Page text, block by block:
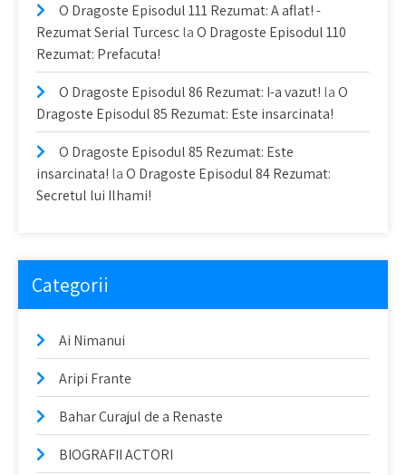
O Dragoste Episodul 111 Rezumat: A aflat! -
Rezumat Serial TurcesclaO Dragoste Episodul 110
Rezumat: Prefacuta!
O Dragoste Episodul 86 Rezumat: I-a vazut! laO
Dragoste Episodul 85 Rezumat: Este insarcinata!
O Dragoste Episodul 85 Rezumat: Este
insarcinata! laO Dragoste Episodul 84 Rezumat:
Secretul lui Ilhami!
Categorii
Ai Nimanui
Aripi Frante
Bahar Curajul de a Renaste
BIOGRAFII ACTORI